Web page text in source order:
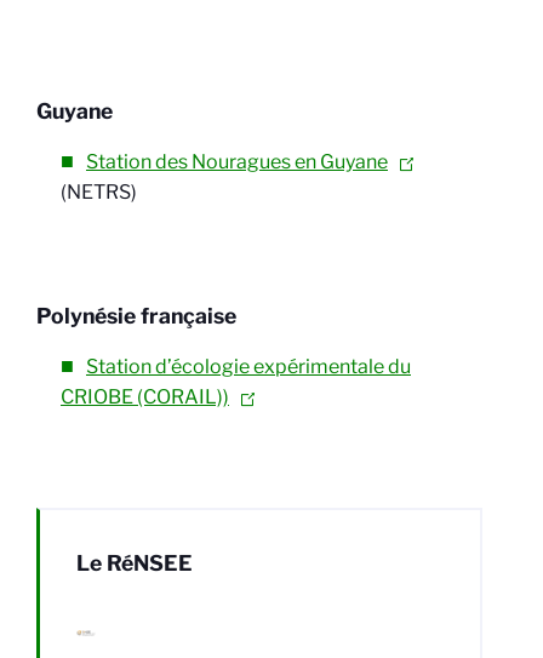
Guyane
Station des Nouragues en Guyane
(NETRS)
Polynésie française
Station d’écologie expérimentale du
CRIOBE (CORAIL))
Le RéNSEE